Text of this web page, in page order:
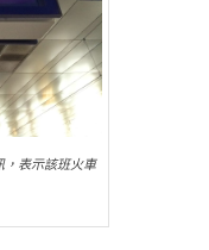
，表示該班火車